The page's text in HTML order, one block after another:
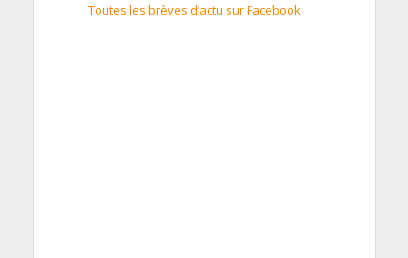
Toutes les brèves d’actu sur Facebook